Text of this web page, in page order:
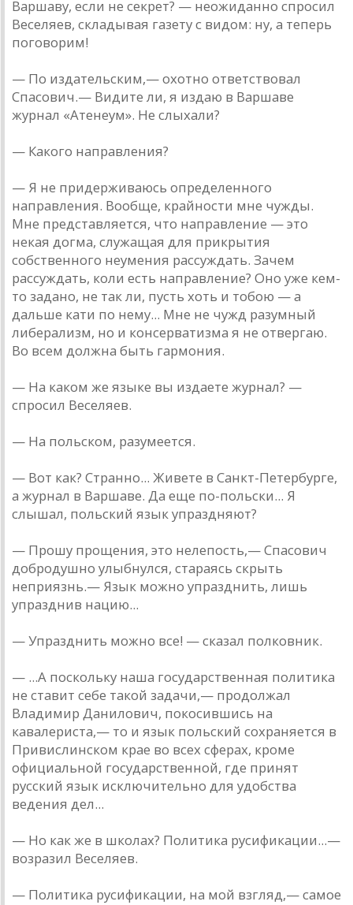
Варшаву, если не секрет? — неожиданно спросил
Веселяев, складывая газету с видом: ну, а теперь
поговорим!
— По издательским,— охотно ответствовал
Спасович.— Видите ли, я издаю в Варшаве
журнал «Атенеум». Не слыхали?
— Какого направления?
— Я не придерживаюсь определенного
направления. Вообще, крайности мне чужды.
Мне представляется, что направление — это
некая догма, служащая для прикрытия
собственного неумения рассуждать. Зачем
рассуждать, коли есть направление? Оно уже кем-
то задано, не так ли, пусть хоть и тобою — а
дальше кати по нему... Мне не чужд разумный
либерализм, но и консерватизма я не отвергаю.
Во всем должна быть гармония.
— На каком же языке вы издаете журнал? —
спросил Веселяев.
— На польском, разумеется.
— Вот как? Странно... Живете в Санкт-Петербурге,
а журнал в Варшаве. Да еще по-польски... Я
слышал, польский язык упраздняют?
— Прошу прощения, это нелепость,— Спасович
добродушно улыбнулся, стараясь скрыть
неприязнь.— Язык можно упразднить, лишь
упразднив нацию...
— Упразднить можно все! — сказал полковник.
— ...А поскольку наша государственная политика
не ставит себе такой задачи,— продолжал
Владимир Данилович, покосившись на
кавалериста,— то и язык польский сохраняется в
Привислинском крае во всех сферах, кроме
официальной государственной, где принят
русский язык исключительно для удобства
ведения дел...
— Но как же в школах? Политика русификации...—
возразил Веселяев.
— Политика русификации, на мой взгляд,— самое